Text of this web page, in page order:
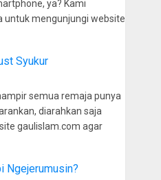
ya? Kami
untuk mengunjungi website
Syukur
semua remaja punya
diarahkan saja
gaulislam.com agar
Ngejerumusin?